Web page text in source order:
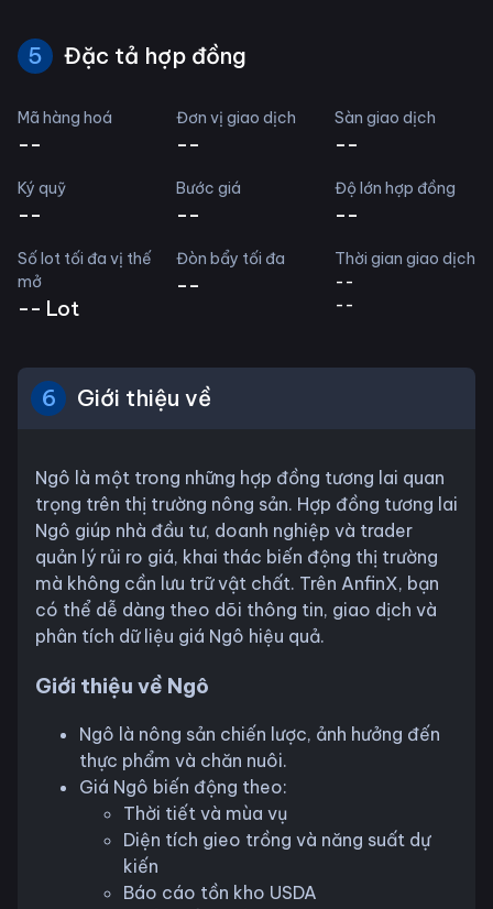
5 Đặc tả hợp đồng
Mã hàng hoá
--
Đơn vị giao dịch
--
Sàn giao dịch
--
Ký quỹ
--
Bước giá
--
Độ lớn hợp đồng
--
Số lot tối đa vị thế
mở
-- Lot
Đòn bẩy tối đa
--
Thời gian giao dịch
--
--
6 Giới thiệu về
Ngô là một trong những hợp đồng tương lai quan
trọng trên thị trường nông sản. Hợp đồng tương lai
Ngô giúp nhà đầu tư, doanh nghiệp và trader
quản lý rủi ro giá, khai thác biến động thị trường
mà không cần lưu trữ vật chất. Trên AnfinX, bạn
có thể dễ dàng theo dõi thông tin, giao dịch và
phân tích dữ liệu giá Ngô hiệu quả.
Giới thiệu về Ngô
Ngô là nông sản chiến lược, ảnh hưởng đến
thực phẩm và chăn nuôi.
Giá Ngô biến động theo:
Thời tiết và mùa vụ
Diện tích gieo trồng và năng suất dự
kiến
Báo cáo tồn kho USDA